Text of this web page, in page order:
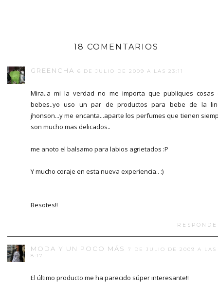
18 COMENTARIOS
GREENCHA 6 DE JULIO DE 2009 A LAS 23:11
Mira..a mi la verdad no me importa que publiques cosas
bebes..yo uso un par de productos para bebe de la
jhonson...y me encanta...aparte los perfumes que tienen
son mucho mas delicados..
me anoto el balsamo para labios agrietados :P
Y mucho coraje en esta nueva experiencia.. :)
Besotes!!
MODA Y UN POCO MÁS
7 DE JULIO DE 2009 A LAS
8:17
El último producto me ha parecido súper interesante!!